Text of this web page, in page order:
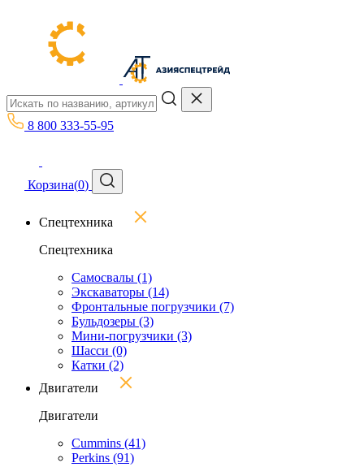
8 800 333-55-95
Корзина(0)
Спецтехника
Спецтехника
Самосвалы (1)
Экскаваторы (14)
Фронтальные погрузчики (7)
Бульдозеры (3)
Мини-погрузчики (3)
Шасси (0)
Катки (2)
Двигатели
Двигатели
Cummins (41)
Perkins (91)